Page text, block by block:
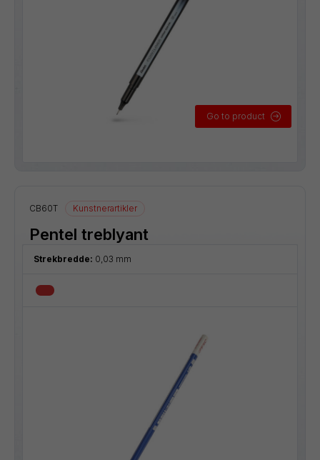
Go to product
CB60T Kunstnerartikler
Pentel treblyant
Strekbredde: 0,03 mm